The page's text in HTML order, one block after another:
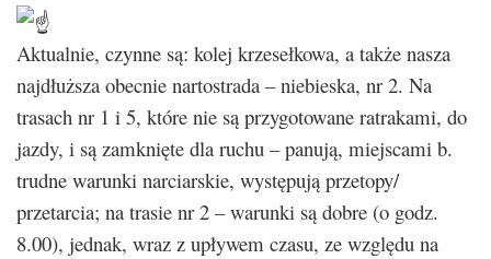
Aktualnie, czynne są: kolej krzesełkowa, a także nasza
najdłuższa obecnie nartostrada – niebieska, nr 2. Na
trasach nr 1 i 5, które nie są przygotowane ratrakami, do
jazdy, i są zamknięte dla ruchu – panują, miejscami b.
trudne warunki narciarskie, występują przetopy/
przetarcia; na trasie nr 2 – warunki są dobre (o godz.
8.00), jednak, wraz z upływem czasu, ze względu na